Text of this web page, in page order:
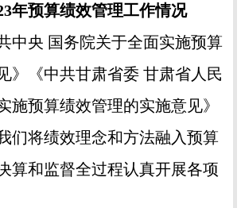
预算绩效管理工作情况
央 国务院关于全面实施预算
》《中共甘肃省委 甘肃省人民
施预算绩效管理的实施意见》
们将绩效理念和方法融入预算
算和监督全过程认真开展各项